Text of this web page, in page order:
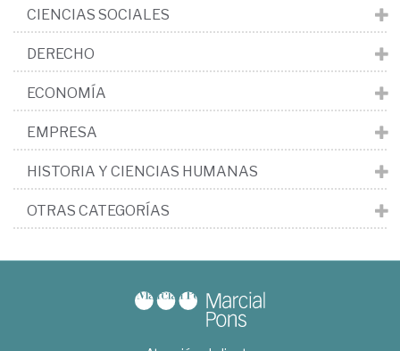
CIENCIAS SOCIALES
DERECHO
ECONOMÍA
EMPRESA
HISTORIA Y CIENCIAS HUMANAS
OTRAS CATEGORÍAS